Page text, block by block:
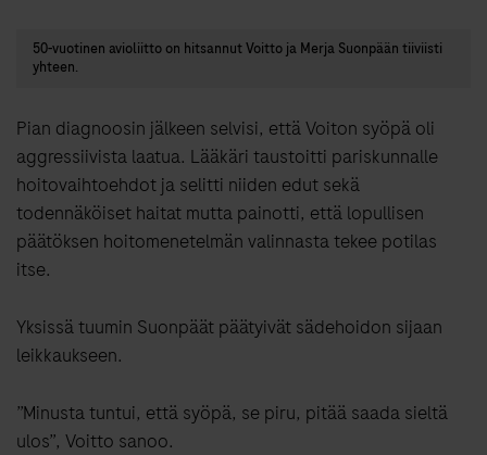
50-vuotinen avioliitto on hitsannut Voitto ja Merja Suonpään tiiviisti
yhteen.
Pian diagnoosin jälkeen selvisi, että Voiton syöpä oli
aggressiivista laatua. Lääkäri taustoitti pariskunnalle
hoitovaihtoehdot ja selitti niiden edut sekä
todennäköiset haitat mutta painotti, että lopullisen
päätöksen hoitomenetelmän valinnasta tekee potilas
itse.
Yksissä tuumin Suonpäät päätyivät sädehoidon sijaan
leikkaukseen.
”Minusta tuntui, että syöpä, se piru, pitää saada sieltä
ulos”, Voitto sanoo.